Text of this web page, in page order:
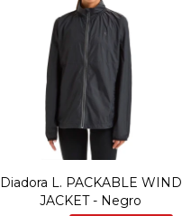
Diadora L. PACKABLE WIND
JACKET - Negro